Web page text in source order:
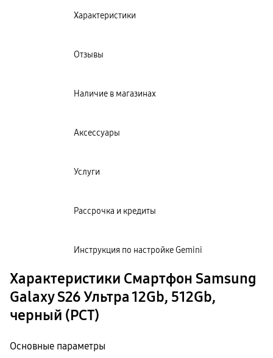
Характеристики
Отзывы
Наличие в магазинах
Аксессуары
Услуги
Рассрочка и кредиты
Инструкция по настройке Gemini
Характеристики Смартфон Samsung
Galaxy S26 Ультра 12Gb, 512Gb,
черный (РСТ)
Основные параметры